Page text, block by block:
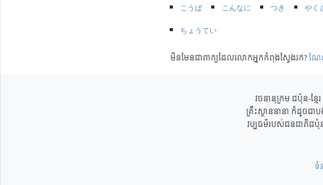
こうば
こんなに つき やく
ちょうてい
មិនមែនជាពាក្យដែលលោកអ្នកកំពុងស្វែងរក?ណែ
វចនានុក្រម ជប៉ុន-ខ្ម
គ្រឹះស្ថាននានា ក៏ដូចជា
វប្បធម៌របស់ជនជាតិជប៉ុ
ទំ